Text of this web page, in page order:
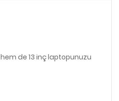
de 13 inç laptopunuzu